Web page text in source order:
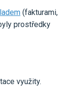
(fakturami,
prostředky
využity.